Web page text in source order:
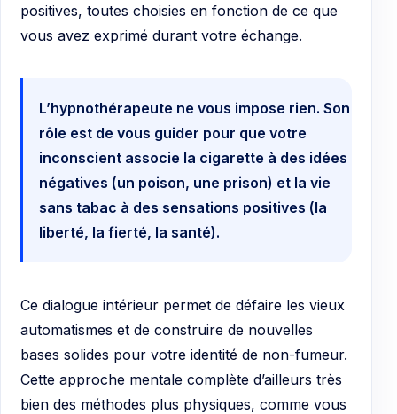
positives, toutes choisies en fonction de ce que
vous avez exprimé durant votre échange.
L’hypnothérapeute ne vous impose rien. Son
rôle est de vous guider pour que votre
inconscient associe la cigarette à des idées
négatives (un poison, une prison) et la vie
sans tabac à des sensations positives (la
liberté, la fierté, la santé).
Ce dialogue intérieur permet de défaire les vieux
automatismes et de construire de nouvelles
bases solides pour votre identité de non-fumeur.
Cette approche mentale complète d’ailleurs très
bien des méthodes plus physiques, comme vous